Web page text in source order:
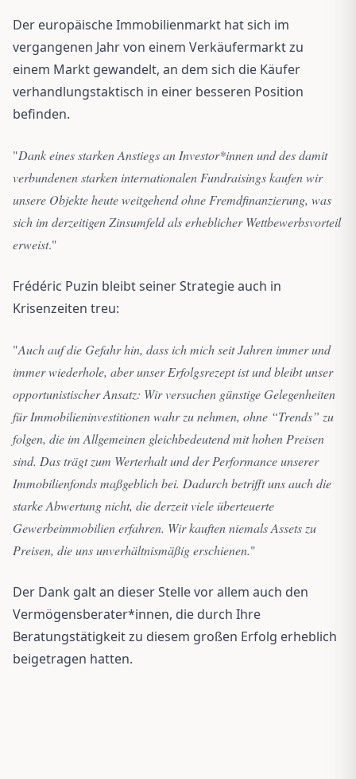
Der europäische Immobilienmarkt hat sich im
vergangenen Jahr von einem Verkäufermarkt zu
einem Markt gewandelt, an dem sich die Käufer
verhandlungstaktisch in einer besseren Position
befinden.
"Dank eines starken Anstiegs an Investor*innen und des damit
verbundenen starken internationalen Fundraisings kaufen wir
unsere Objekte heute weitgehend ohne Fremdfinanzierung, was
sich im derzeitigen Zinsumfeld als erheblicher Wettbewerbsvorteil
erweist."
Frédéric Puzin bleibt seiner Strategie auch in
Krisenzeiten treu:
"Auch auf die Gefahr hin, dass ich mich seit Jahren immer und
immer wiederhole, aber unser Erfolgsrezept ist und bleibt unser
opportunistischer Ansatz: Wir versuchen günstige Gelegenheiten
für Immobilieninvestitionen wahr zu nehmen, ohne “Trends” zu
folgen, die im Allgemeinen gleichbedeutend mit hohen Preisen
sind. Das trägt zum Werterhalt und der Performance unserer
Immobilienfonds maßgeblich bei. Dadurch betrifft uns auch die
starke Abwertung nicht, die derzeit viele überteuerte
Gewerbeimmobilien erfahren. Wir kauften niemals Assets zu
Preisen, die uns unverhältnismäßig erschienen."
Der Dank galt an dieser Stelle vor allem auch den
Vermögensberater*innen, die durch Ihre
Beratungstätigkeit zu diesem großen Erfolg erheblich
beigetragen hatten.